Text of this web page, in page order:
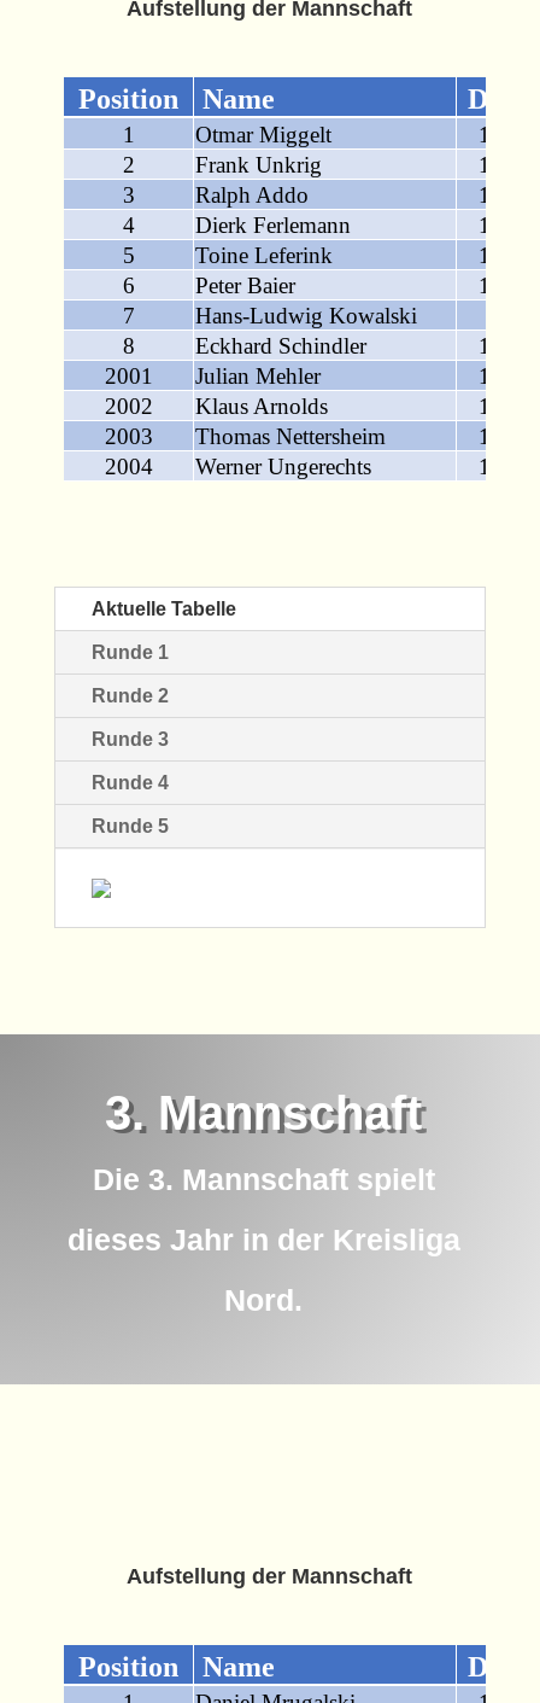
Aufstellung der Mannschaft
Aktuelle Tabelle
Runde 1
Runde 2
Runde 3
Runde 4
Runde 5
3. Mannschaft
Die 3. Mannschaft spielt
dieses Jahr in der Kreisliga
Nord.
Aufstellung der Mannschaft